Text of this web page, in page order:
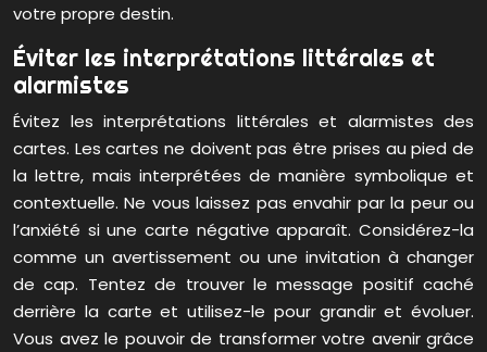
votre propre destin.
Éviter les interprétations littérales et
alarmistes
Évitez les interprétations littérales et alarmistes des
cartes. Les cartes ne doivent pas être prises au pied de
la lettre, mais interprétées de manière symbolique et
contextuelle. Ne vous laissez pas envahir par la peur ou
l’anxiété si une carte négative apparaît. Considérez-la
comme un avertissement ou une invitation à changer
de cap. Tentez de trouver le message positif caché
derrière la carte et utilisez-le pour grandir et évoluer.
Vous avez le pouvoir de transformer votre avenir grâce